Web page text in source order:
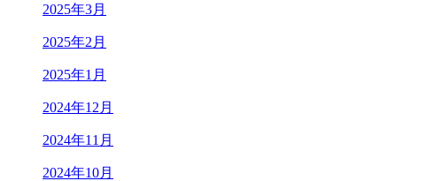
2025年3月
2025年2月
2025年1月
2024年12月
2024年11月
2024年10月